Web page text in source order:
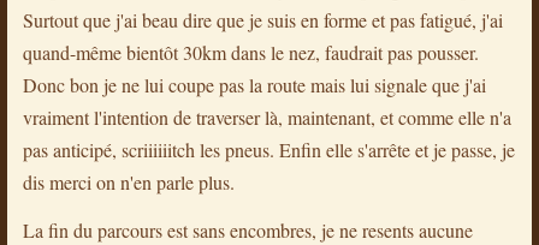
Surtout que j'ai beau dire que je suis en forme et pas fatigué, j'ai
quand-même bientôt 30km dans le nez, faudrait pas pousser.
Donc bon je ne lui coupe pas la route mais lui signale que j'ai
vraiment l'intention de traverser là, maintenant, et comme elle n'a
pas anticipé, scriiiiiitch les pneus. Enfin elle s'arrête et je passe, je
dis merci on n'en parle plus.
La fin du parcours est sans encombres, je ne resents aucune